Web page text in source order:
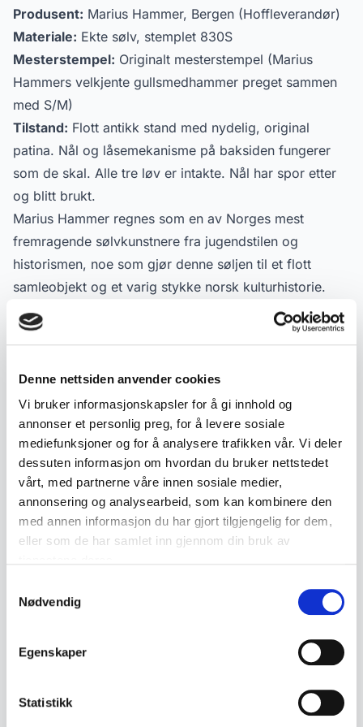
Denne nettsiden anvender cookies
Vi bruker informasjonskapsler for å gi innhold og
annonser et personlig preg, for å levere sosiale
mediefunksjoner og for å analysere trafikken vår. Vi deler
dessuten informasjon om hvordan du bruker nettstedet
vårt, med partnerne våre innen sosiale medier,
annonsering og analysearbeid, som kan kombinere den
med annen informasjon du har gjort tilgjengelig for dem,
eller som de har samlet inn gjennom din bruk av
Nødvendig
Egenskaper
Statistikk
Produsent: Marius Hammer, Bergen (Hoffleverandør)
Materiale: Ekte sølv, stemplet 830S
Mesterstempel: Originalt mesterstempel (Marius
Hammers velkjente gullsmedhammer preget sammen
med S/M)
Tilstand: Flott antikk stand med nydelig, original
patina. Nål og låsemekanisme på baksiden fungerer
som de skal. Alle tre løv er intakte. Nål har spor etter
og blitt brukt.
Marius Hammer regnes som en av Norges mest
fremragende sølvkunstnere fra jugendstilen og
historismen, noe som gjør denne søljen til et flott
samleobjekt og et varig stykke norsk kulturhistorie.
Produktdetaljer
Varenummer:
Publisert:
20.05.2026
Emneord
Søljer og bunads tilbehør 830S Marius
Hammer
Halssølje
Lignende produkter
Se alle i Søljer og bunads tilbehør